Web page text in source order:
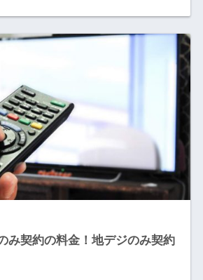
み契約の料金！地デジのみ契約